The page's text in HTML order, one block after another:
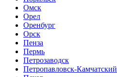
Омск
Орел
Оренбург
Орск
Пенза
Пермь
Петрозаводск
Петропавловск-Камчатский